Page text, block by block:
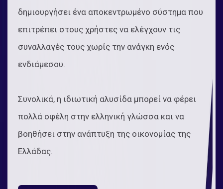
δημιουργήσει ένα αποκεντρωμένο σύστημα που
επιτρέπει στους χρήστες να ελέγχουν τις
συναλλαγές τους χωρίς την ανάγκη ενός
ενδιάμεσου.
Συνολικά, η ιδιωτική αλυσίδα μπορεί να φέρει
πολλά οφέλη στην ελληνική γλώσσα και να
βοηθήσει στην ανάπτυξη της οικονομίας της
Ελλάδας.